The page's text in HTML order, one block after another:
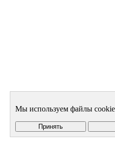
Мы используем файлы cookie
Принять